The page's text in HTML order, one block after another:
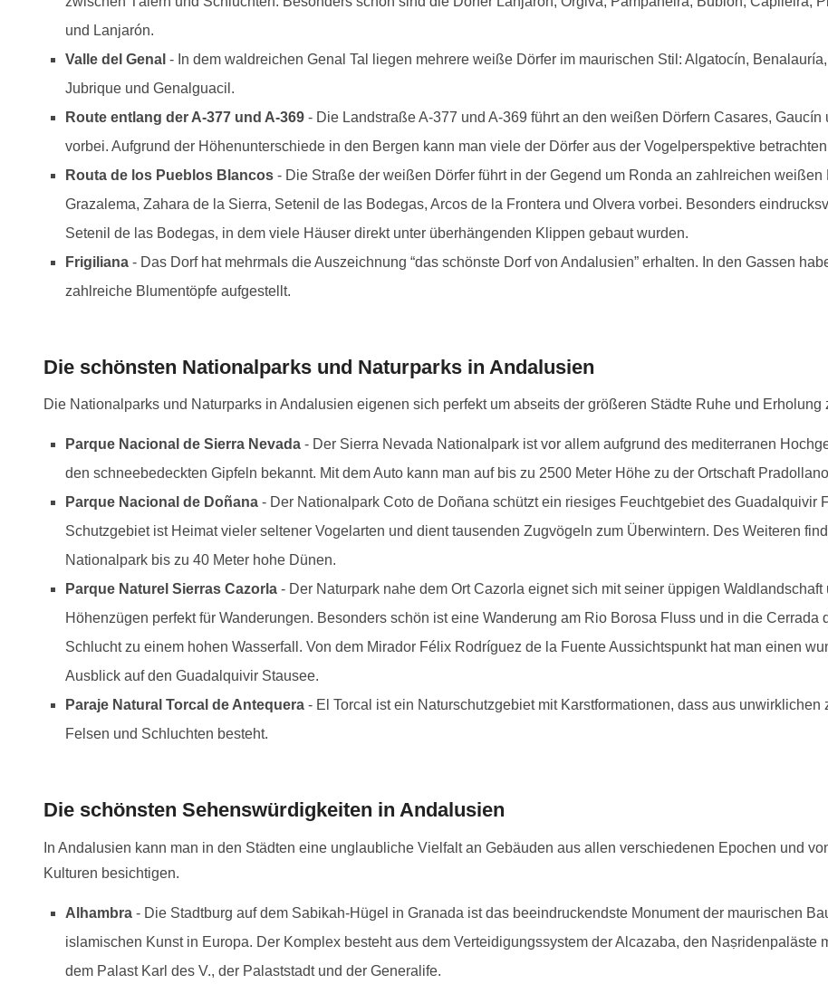
und Lanjarón.
Valle del Genal - In dem waldreichen Genal Tal liegen mehrere weiße Dörfer im maurischen Stil: Algatocín,
Jubrique und Genalguacil.
Route entlang der A-377 und A-369 - Die Landstraße A-377 und A-369 führt an den weißen Dörfern Casares, Gaucín
vorbei. Aufgrund der Höhenunterschiede in den Bergen kann man viele der Dörfer aus der Vogelperspektive
Routa de los Pueblos Blancos - Die Straße der weißen Dörfer führt in der Gegend um Ronda an zahlreichen weißen
Grazalema, Zahara de la Sierra, Setenil de las Bodegas, Arcos de la Frontera und Olvera vorbei. Besonders
Setenil de las Bodegas, in dem viele Häuser direkt unter überhängenden Klippen gebaut wurden.
Frigiliana - Das Dorf hat mehrmals die Auszeichnung “das schönste Dorf von Andalusien” erhalten. In den Gassen
zahlreiche Blumentöpfe aufgestellt.
Die schönsten Nationalparks und Naturparks in Andalusien
Die Nationalparks und Naturparks in Andalusien eigenen sich perfekt um abseits der größeren Städte Ruhe und Erholung
Parque Nacional de Sierra Nevada - Der Sierra Nevada Nationalpark ist vor allem aufgrund des mediterranen
den schneebedeckten Gipfeln bekannt. Mit dem Auto kann man auf bis zu 2500 Meter Höhe zu der Ortschaft
Parque Nacional de Doñana - Der Nationalpark Coto de Doñana schützt ein riesiges Feuchtgebiet des Guadalquivir
Schutzgebiet ist Heimat vieler seltener Vogelarten und dient tausenden Zugvögeln zum Überwintern. Des Weiteren
Nationalpark bis zu 40 Meter hohe Dünen.
Parque Naturel Sierras Cazorla - Der Naturpark nahe dem Ort Cazorla eignet sich mit seiner üppigen Waldlandschaft
Höhenzügen perfekt für Wanderungen. Besonders schön ist eine Wanderung am Rio Borosa Fluss und in die Cerrada
Schlucht zu einem hohen Wasserfall. Von dem Mirador Félix Rodríguez de la Fuente Aussichtspunkt hat man einen
Ausblick auf den Guadalquivir Stausee.
Paraje Natural Torcal de Antequera - El Torcal ist ein Naturschutzgebiet mit Karstformationen, dass aus unwirklichen
Felsen und Schluchten besteht.
Die schönsten Sehenswürdigkeiten in Andalusien
In Andalusien kann man in den Städten eine unglaubliche Vielfalt an Gebäuden aus allen verschiedenen Epochen und
Kulturen besichtigen.
Alhambra - Die Stadtburg auf dem Sabikah-Hügel in Granada ist das beeindruckendste Monument der maurischen
islamischen Kunst in Europa. Der Komplex besteht aus dem Verteidigungssystem der Alcazaba, den Naṣridenpaläste
dem Palast Karl des V., der Palaststadt und der Generalife.